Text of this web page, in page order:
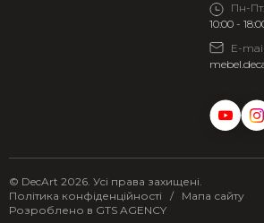
Пн-Пт:
10:00 -
E-
© DecArt 2026. Усі права захищені.
Політика конфіденційності
/
Мапа сайту
Розроблено в GTS AGENCY